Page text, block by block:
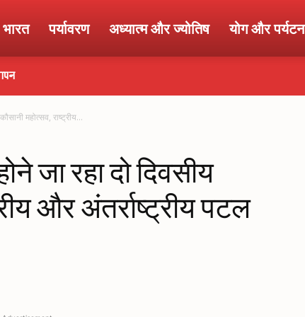
भारत पर्यावरण अध्यात्म और ज्योतिष योग और पर्यटन
महोत्सव, राष्ट्रीय...
जा रहा दो दिवसीय
और अंतर्राष्ट्रीय पटल